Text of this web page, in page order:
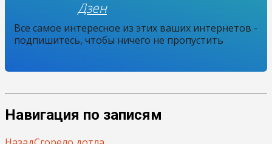
Дзен
Все самое интересное из этих ваших интернетов -
подпишитесь, чтобы ничего не пропустить
Навигация по записям